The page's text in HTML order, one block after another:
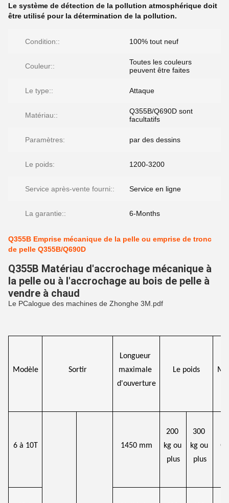
Le système de détection de la pollution atmosphérique doit
être utilisé pour la détermination de la pollution.
Condition:: 100% tout neuf
Couleur::
Toutes les couleurs
peuvent être faites
Le type:: Attaque
Matériau::
Q355B/Q690D sont
facultatifs
Paramètres: par des dessins
Le poids: 1200-3200
Service après-vente fourni:: Service en ligne
La garantie:: 6-Months
Q355B Emprise mécanique de la pelle ou emprise de tronc
de pelle Q355B/Q690D
Q355B Matériau d'accrochage mécanique à
la pelle ou à l'accrochage au bois de pelle à
vendre à chaud
Le PCalogue des machines de Zhonghe 3M.pdf
Modèle Sortir
Longueur
maximale
d'ouverture
Le poids
6 à 10T 1450 mm
200
kg ou
plus
300
kg ou
plus